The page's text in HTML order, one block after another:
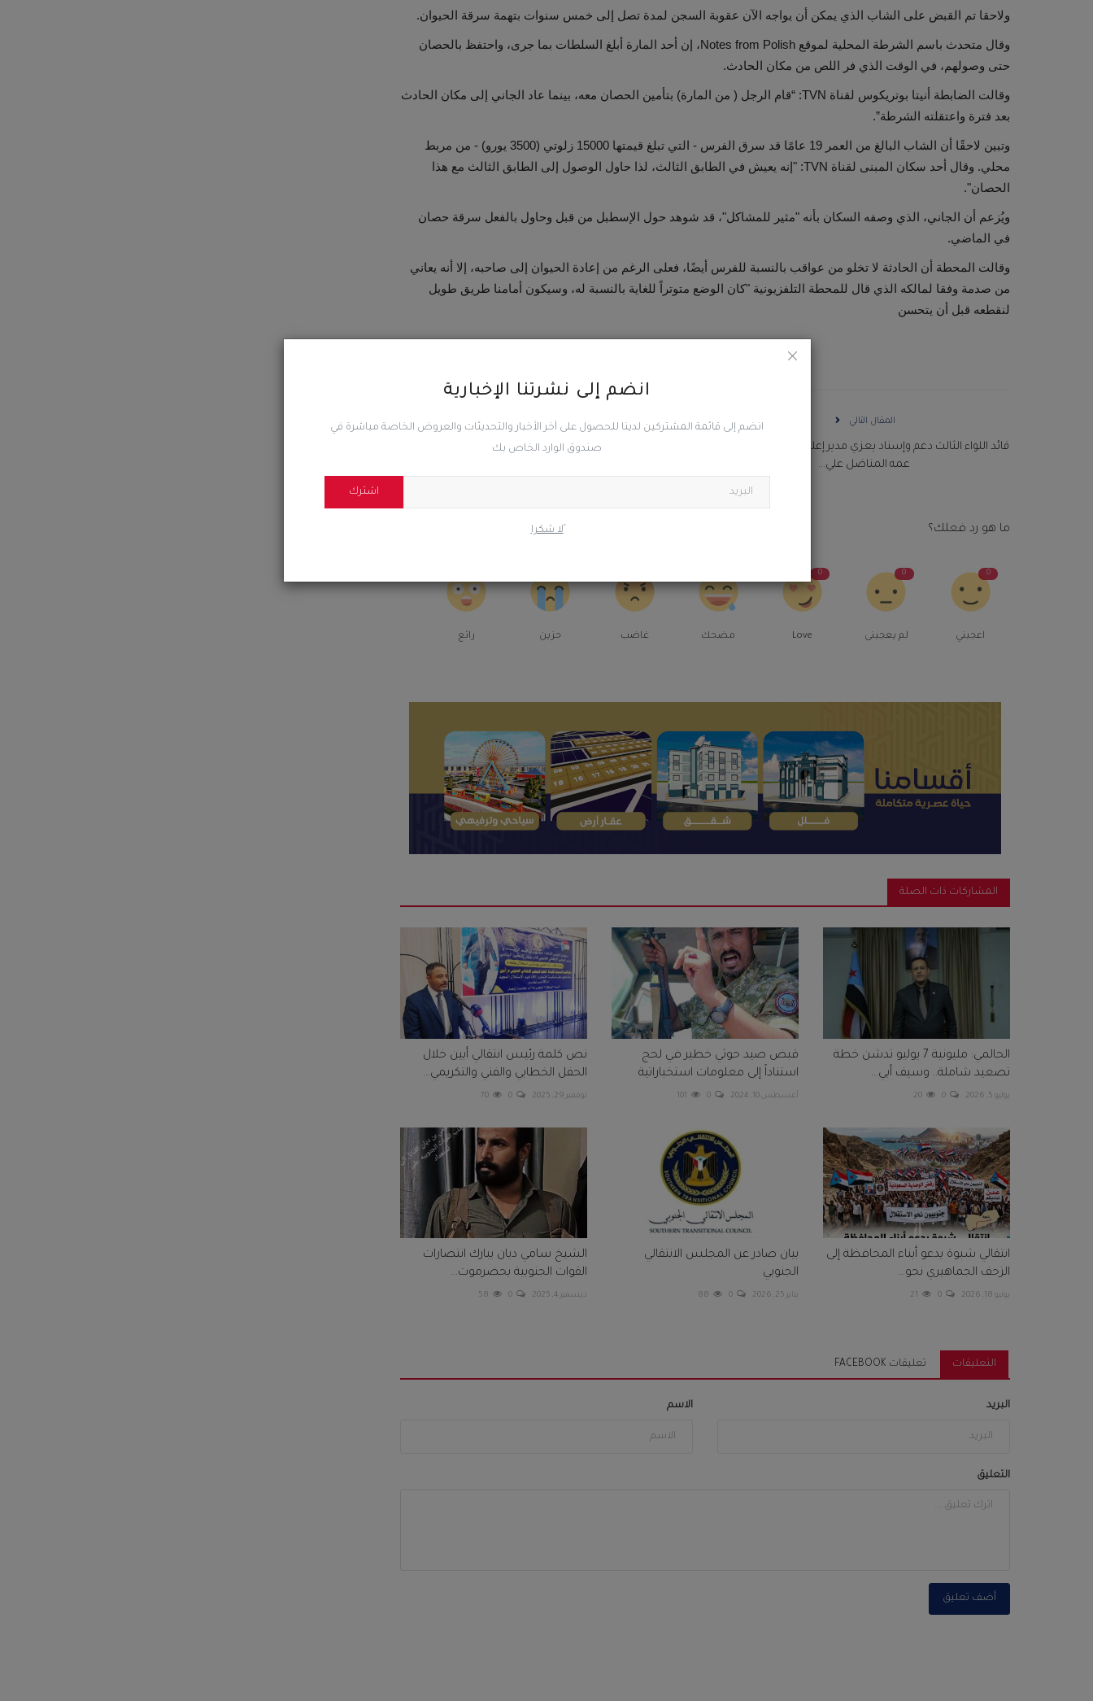
انضم إلى نشرتنا الإخبارية
انضم إلى قائمة المشتركين لدينا للحصول على آخر الأخبار والتحديثات والعروض الخاصة مباشرة في
صندوق الوارد الخاص بك
اشترك
ًلا شكرا
ولاحقا تم القبض على الشاب الذي يمكن أن يواجه الآن عقوبة السجن لمدة تصل إلى خمس سنوات بتهمة سرقة الحيوان.
وقال متحدث باسم الشرطة المحلية لموقع Notes from Polish، إن أحد المارة أبلغ السلطات بما جرى، واحتفظ بالحصان
حتى وصولهم، في الوقت الذي فر اللص من مكان الحادث.
وقالت الضابطة أنيتا بوتريكوس لقناة TVN: “قام الرجل ( من المارة) بتأمين الحصان معه، بينما عاد الجاني إلى مكان الحادث
بعد فترة واعتقلته الشرطة”.
وتبين لاحقًا أن الشاب البالغ من العمر 19 عامًا قد سرق الفرس - التي تبلغ قيمتها 15000 زلوتي (3500 يورو) - من مربط
محلي. وقال أحد سكان المبنى لقناة TVN: "إنه يعيش في الطابق الثالث، لذا حاول الوصول إلى الطابق الثالث مع هذا
الحصان".
ويُزعم أن الجاني، الذي وصفه السكان بأنه "مثير للمشاكل"، قد شوهد حول الإسطبل من قبل وحاول بالفعل سرقة حصان
في الماضي.
وقالت المحطة أن الحادثة لا تخلو من عواقب بالنسبة للفرس أيضًا، فعلى الرغم من إعادة الحيوان إلى صاحبه، إلا أنه يعاني
من صدمة وفقا لمالكه الذي قال للمحطة التلفزيونية "كان الوضع متوتراً للغاية بالنسبة له، وسيكون أمامنا طريق طويل
لنقطعه قبل أن يتحسن
المقال السابق
بايدن: الجيش الأميركي سينفذ إنزالا جويا لمساعدات إنسانية
المقال التالي
قائد اللواء الثالث دعم وإسناد يعزي مدير إعلام اللواء في وفاة ابن
عمه المناضل علي...
ما هو رد فعلك؟
0
اعجبني
0
لم يعجبنى
0
Love مضحك غاضب حزين رائع
المشاركات ذات الصلة
الحالمي: مليونية 7 يوليو تدشن خطة
تصعيد شاملة.. وسيف أبي...
يوليو 5, 2026 0
20
قبض صيد حوثي خطير في لحج
استناداً إلى معلومات استخباراتية
أغسطس 10, 2024 0
101
نص كلمة رئيس انتقالي أبين خلال
الحفل الخطابي والفني والتكريمي...
نوفمبر 29, 2025 0
70
انتقالي شبوة يدعو أبناء المحافظة إلى
الزحف الجماهيري نحو...
يونيو 18, 2026 0
21
بيان صادر عن المجلس الانتقالي
الجنوبي
يناير 25, 2026 0
88
الشيخ سامي ديان يبارك انتصارات
القوات الجنوبية بحضرموت...
ديسمبر 4, 2025 0
58
التعليقات تعليقات FACEBOOK
الاسم البريد
التعليق
أضف تعليق